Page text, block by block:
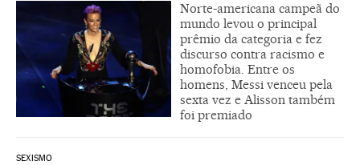
Norte-americana campeã do
mundo levou o principal
prêmio da categoria e fez
discurso contra racismo e
homofobia. Entre os
homens, Messi venceu pela
sexta vez e Alisson também
foi premiado
SEXISMO